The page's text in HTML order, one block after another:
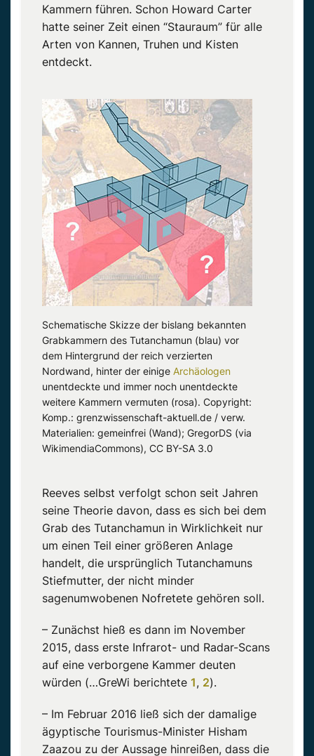
Kammern führen. Schon Howard Carter
hatte seiner Zeit einen “Stauraum” für alle
Arten von Kannen, Truhen und Kisten
entdeckt.
Schematische Skizze der bislang bekannten
Grabkammern des Tutanchamun (blau) vor
dem Hintergrund der reich verzierten
Nordwand, hinter der einige Archäologen
unentdeckte und immer noch unentdeckte
weitere Kammern vermuten (rosa). Copyright:
Komp.: grenzwissenschaft-aktuell.de / verw.
Materialien: gemeinfrei (Wand); GregorDS (via
WikimendiaCommons), CC BY-SA 3.0
Reeves selbst verfolgt schon seit Jahren
seine Theorie davon, dass es sich bei dem
Grab des Tutanchamun in Wirklichkeit nur
um einen Teil einer größeren Anlage
handelt, die ursprünglich Tutanchamuns
Stiefmutter, der nicht minder
sagenumwobenen Nofretete gehören soll.
– Zunächst hieß es dann im November
2015, dass erste Infrarot- und Radar-Scans
auf eine verborgene Kammer deuten
würden (…GreWi berichtete 1, 2).
– Im Februar 2016 ließ sich der damalige
ägyptische Tourismus-Minister Hisham
Zaazou zu der Aussage hinreißen, dass die